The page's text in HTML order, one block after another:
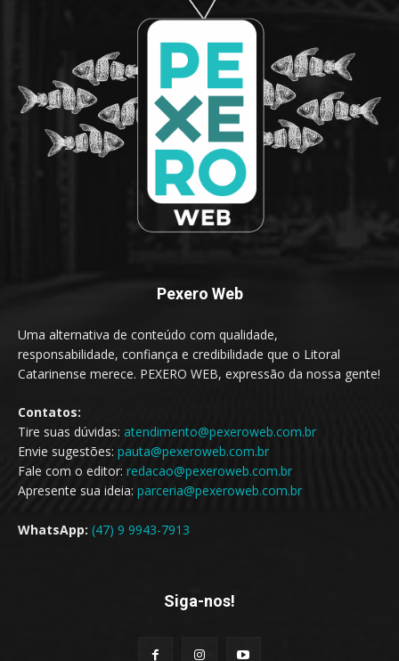
Pexero Web
Uma alternativa de conteúdo com qualidade,
responsabilidade, confiança e credibilidade que o Litoral
Catarinense merece. PEXERO WEB, expressão da nossa gente!
Contatos:
Tire suas dúvidas: atendimento@pexeroweb.com.br
Envie sugestões: pauta@pexeroweb.com.br
Fale com o editor: redacao@pexeroweb.com.br
Apresente sua ideia: parceria@pexeroweb.com.br
WhatsApp: (47) 9 9943-7913
Siga-nos!